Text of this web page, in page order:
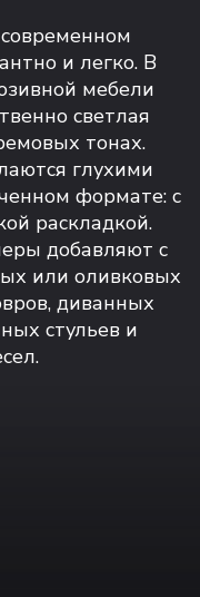
и легко. В
мебели
светлая
тонах.
глухими
формате: с
раскладкой.
добавляют с
или оливковых
диванных
стульев и